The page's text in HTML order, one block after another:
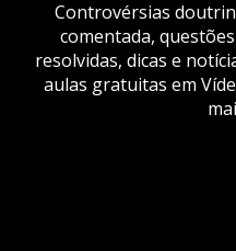
Controvérsias
comentada,
resolvidas, dicas e
aulas gratuitas em